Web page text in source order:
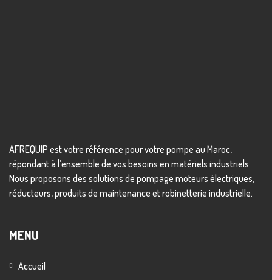
AFREQUIP est votre référence pour votre pompe au Maroc,
répondant à l’ensemble de vos besoins en matériels industriels.
Nous proposons des solutions de pompage moteurs électriques,
réducteurs, produits de maintenance et robinetterie industrielle.
MENU
Accueil